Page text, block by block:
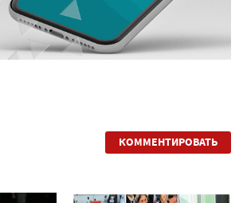
КОММЕНТИРОВАТЬ